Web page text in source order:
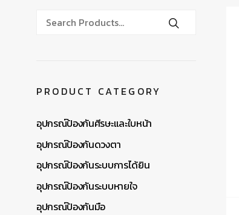
PRODUCT CATEGORY
อุปกรณ์ป้องกันศีรษะและใบหน้า
อุปกรณ์ป้องกันดวงตา
อุปกรณ์ป้องกันระบบการได้ยิน
อุปกรณ์ป้องกันระบบหายใจ
อุปกรณ์ป้องกันมือ